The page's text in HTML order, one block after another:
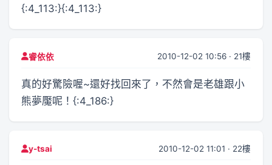
{:4_113:}{:4_113:}
睿依依 2010-12-02 10:56 · 21樓
真的好驚險喔~還好找回來了，不然會是老雄跟小
熊夢魘呢！{:4_186:}
y-tsai 2010-12-02 11:01 · 22樓